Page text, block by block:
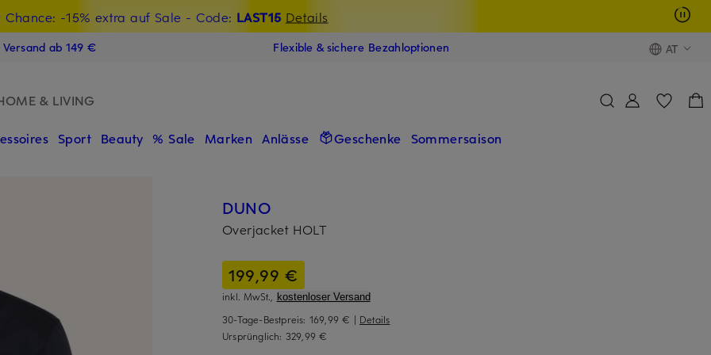
Chance: -15% extra auf Sale - Code: LAST15 Details
Willkommensgutschein mit Beyond sichern
ab 149 € Flexible & sichere Bezahloptionen AT
& LIVING
Sport Beauty % Sale Marken Anlässe Geschenke Sommersaison
DUNO
Overjacket HOLT
199,99 €
inkl. MwSt., kostenloser Versand
30-Tage-Bestpreis: 169,99 € | Details
Ursprünglich: 329,99 €